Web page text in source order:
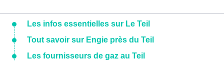
Les infos essentielles sur Le Teil
Tout savoir sur Engie près du Teil
Les fournisseurs de gaz au Teil